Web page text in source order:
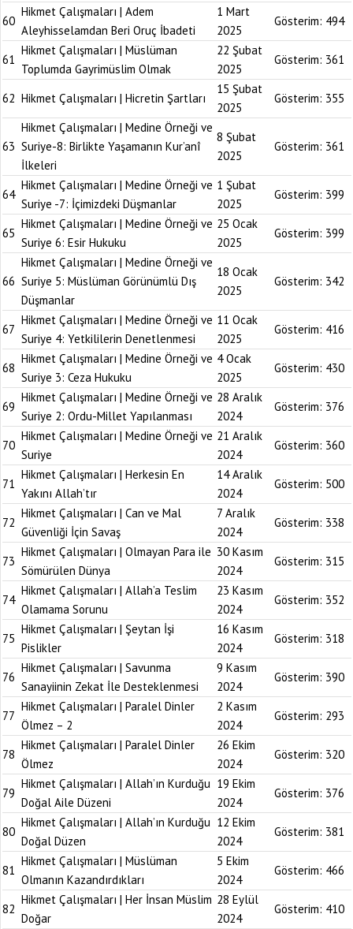
60
Hikmet Çalışmaları | Adem
Aleyhisselamdan Beri Oruç İbadeti
1 Mart
2025
Gösterim: 494
61
Hikmet Çalışmaları | Müslüman
Toplumda Gayrimüslim Olmak
22 Şubat
2025
Gösterim: 361
62 Hikmet Çalışmaları | Hicretin Şartları
15 Şubat
2025
Gösterim: 355
63
Hikmet Çalışmaları | Medine Örneği ve
Suriye-8: Birlikte Yaşamanın Kur’anî
İlkeleri
8 Şubat
2025
Gösterim: 361
64
Hikmet Çalışmaları | Medine Örneği ve
Suriye -7: İçimizdeki Düşmanlar
1 Şubat
2025
Gösterim: 399
65
Hikmet Çalışmaları | Medine Örneği ve
Suriye 6: Esir Hukuku
25 Ocak
2025
Gösterim: 399
66
Hikmet Çalışmaları | Medine Örneği ve
Suriye 5: Müslüman Görünümlü Dış
Düşmanlar
18 Ocak
2025
Gösterim: 342
67
Hikmet Çalışmaları | Medine Örneği ve
Suriye 4: Yetkililerin Denetlenmesi
11 Ocak
2025
Gösterim: 416
68
Hikmet Çalışmaları | Medine Örneği ve
Suriye 3: Ceza Hukuku
4 Ocak
2025
Gösterim: 430
69
Hikmet Çalışmaları | Medine Örneği ve
Suriye 2: Ordu-Millet Yapılanması
28 Aralık
2024
Gösterim: 376
70
Hikmet Çalışmaları | Medine Örneği ve
Suriye
21 Aralık
2024
Gösterim: 360
71
Hikmet Çalışmaları | Herkesin En
Yakını Allah’tır
14 Aralık
2024
Gösterim: 500
72
Hikmet Çalışmaları | Can ve Mal
Güvenliği İçin Savaş
7 Aralık
2024
Gösterim: 338
73
Hikmet Çalışmaları | Olmayan Para ile
Sömürülen Dünya
30 Kasım
2024
Gösterim: 315
74
Hikmet Çalışmaları | Allah’a Teslim
Olamama Sorunu
23 Kasım
2024
Gösterim: 352
75
Hikmet Çalışmaları | Şeytan İşi
Pislikler
16 Kasım
2024
Gösterim: 318
76
Hikmet Çalışmaları | Savunma
Sanayiinin Zekat İle Desteklenmesi
9 Kasım
2024
Gösterim: 390
77
Hikmet Çalışmaları | Paralel Dinler
Ölmez – 2
2 Kasım
2024
Gösterim: 293
78
Hikmet Çalışmaları | Paralel Dinler
Ölmez
26 Ekim
2024
Gösterim: 320
79
Hikmet Çalışmaları | Allah’ın Kurduğu
Doğal Aile Düzeni
19 Ekim
2024
Gösterim: 376
80
Hikmet Çalışmaları | Allah’ın Kurduğu
Doğal Düzen
12 Ekim
2024
Gösterim: 381
81
Hikmet Çalışmaları | Müslüman
Olmanın Kazandırdıkları
5 Ekim
2024
Gösterim: 466
82
Hikmet Çalışmaları | Her İnsan Müslim
Doğar
28 Eylül
2024
Gösterim: 410